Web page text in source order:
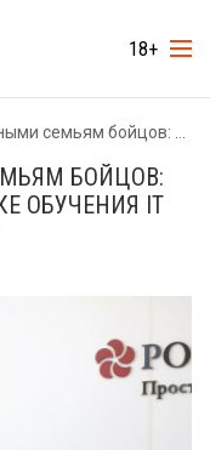
18+
о запуске обучения IT для детей участников СВО
БОЙЦОВ:
ОБУЧЕНИЯ IT